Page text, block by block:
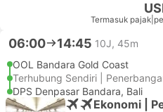
Termasuk pajak
06:00 14:45 10J, 45m
OOL Bandara Gold Coast
Terhubung Sendiri |
DPS Denpasar Bandara, Bali
Ekonomi |